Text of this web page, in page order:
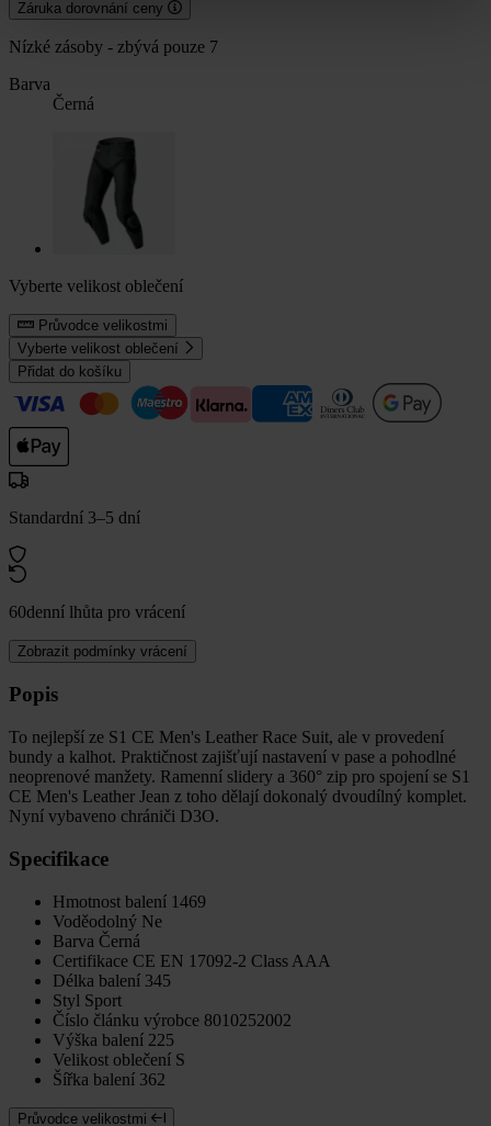
Záruka dorovnání ceny
Nízké zásoby - zbývá pouze 7
Barva
Černá
Vyberte velikost oblečení
Průvodce velikostmi
Vyberte velikost oblečení
Přidat do košíku
Standardní 3–5 dní
60denní lhůta pro vrácení
Zobrazit podmínky vrácení
Popis
To nejlepší ze S1 CE Men's Leather Race Suit, ale v provedení
bundy a kalhot. Praktičnost zajišťují nastavení v pase a pohodlné
neoprenové manžety. Ramenní slidery a 360° zip pro spojení se S1
CE Men's Leather Jean z toho dělají dokonalý dvoudílný komplet.
Nyní vybaveno chrániči D3O.
Specifikace
Hmotnost balení 1469
Voděodolný Ne
Barva Černá
Certifikace CE EN 17092-2 Class AAA
Délka balení 345
Styl Sport
Číslo článku výrobce 8010252002
Výška balení 225
Velikost oblečení S
Šířka balení 362
Průvodce velikostmi